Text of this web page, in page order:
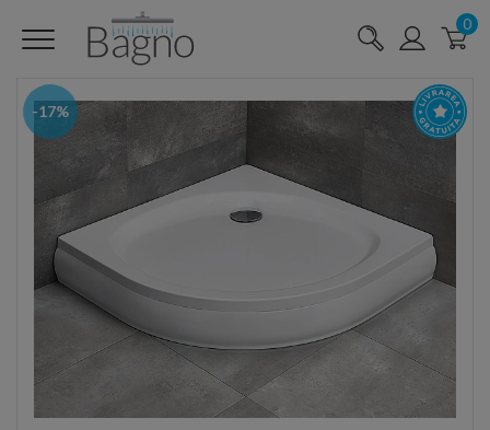
0
-17%